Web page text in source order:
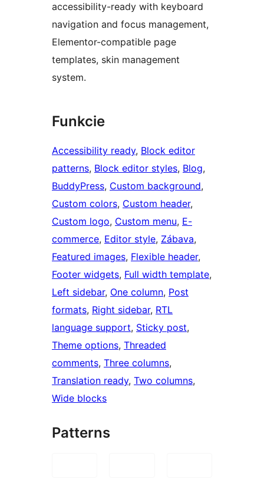
accessibility-ready with keyboard
navigation and focus management,
Elementor-compatible page
templates, skin management
system.
Funkcie
Accessibility ready, Block editor
patterns, Block editor styles, Blog
BuddyPress, Custom background
Custom colors, Custom header
Custom logo, Custom menu, E-
commerce, Editor style, Zábava
Featured images, Flexible header
Footer widgets, Full width template
Left sidebar, One column, Post
formats, Right sidebar, RTL
language support, Sticky post
Theme options, Threaded
comments, Three columns
Translation ready, Two columns
Wide blocks
Patterns